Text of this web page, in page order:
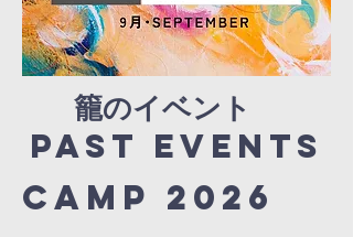
籠のイベント
Past EVENTS
Camp 2026